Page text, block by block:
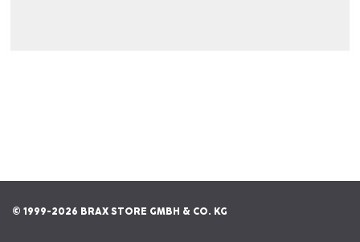
© 1999-2026 BRAX STORE GMBH & CO. KG